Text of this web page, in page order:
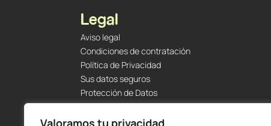
Valoramos tu privacidad
Legal
Aviso legal
Condiciones de contratación
Política de Privacidad
Sus datos seguros
Protección de Datos
Política de Cookies
Envíos y Devoluciones